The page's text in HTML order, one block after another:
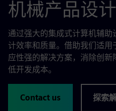
机械产品设计
通过强大的集成式计算机辅
计效率和质量。借助我们适
应性强的解决方案，消除创
低开发成本。
Contact us 探索